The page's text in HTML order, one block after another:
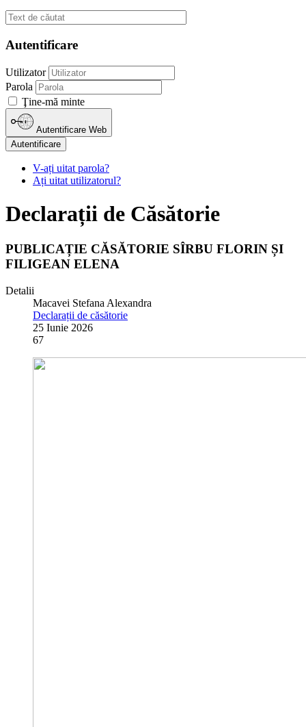
Autentificare
Utilizator
Parola
Ţine-mă minte
Autentificare Web
Autentificare
V-ați uitat parola?
Ați uitat utilizatorul?
Declarații de Căsătorie
PUBLICAȚIE CĂSĂTORIE SÎRBU FLORIN ȘI
FILIGEAN ELENA
Detalii
Macavei Stefana Alexandra
Declarații de căsătorie
25 Iunie 2026
67